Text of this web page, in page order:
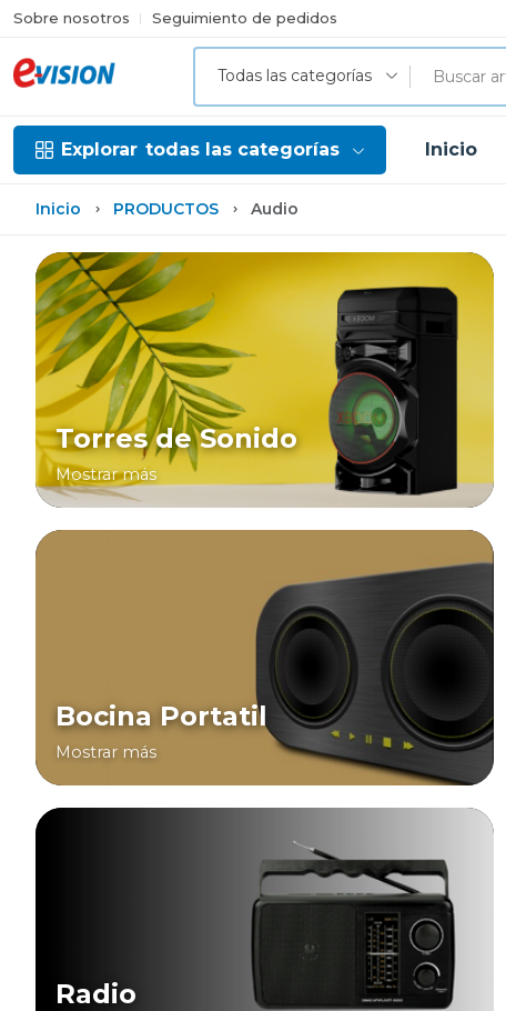
Sobre nosotros Seguimiento de pedidos
Todas las categorías
Explorar todas las categorías Inicio
Inicio PRODUCTOS Audio
Torres de Sonido
Mostrar más
Bocina Portatil
Mostrar más
Radio